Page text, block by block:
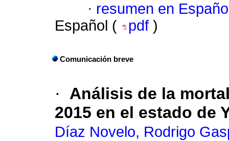
· resumen en
Español (
pdf )
Comunicación breve
·
Análisis de la
2015 en el estado de
Díaz Novelo, Rodrigo